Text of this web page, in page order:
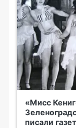
«Мисс
писали